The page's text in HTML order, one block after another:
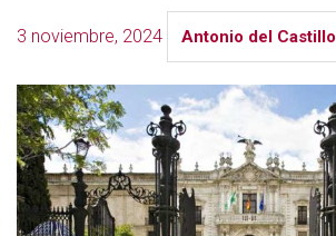
3 noviembre, 2024 Antonio del Castillo